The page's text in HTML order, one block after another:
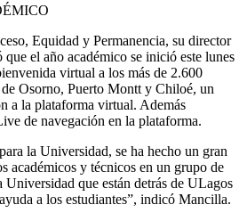
Equidad y Permanencia, su director
el año académico se inició este lunes
virtual a los más de 2.600
Osorno, Puerto Montt y Chiloé, un
a la plataforma virtual. Además
de navegación en la plataforma.
la Universidad, se ha hecho un gran
académicos y técnicos en un grupo de
Universidad que están detrás de ULagos
a los estudiantes”, indicó Mancilla.